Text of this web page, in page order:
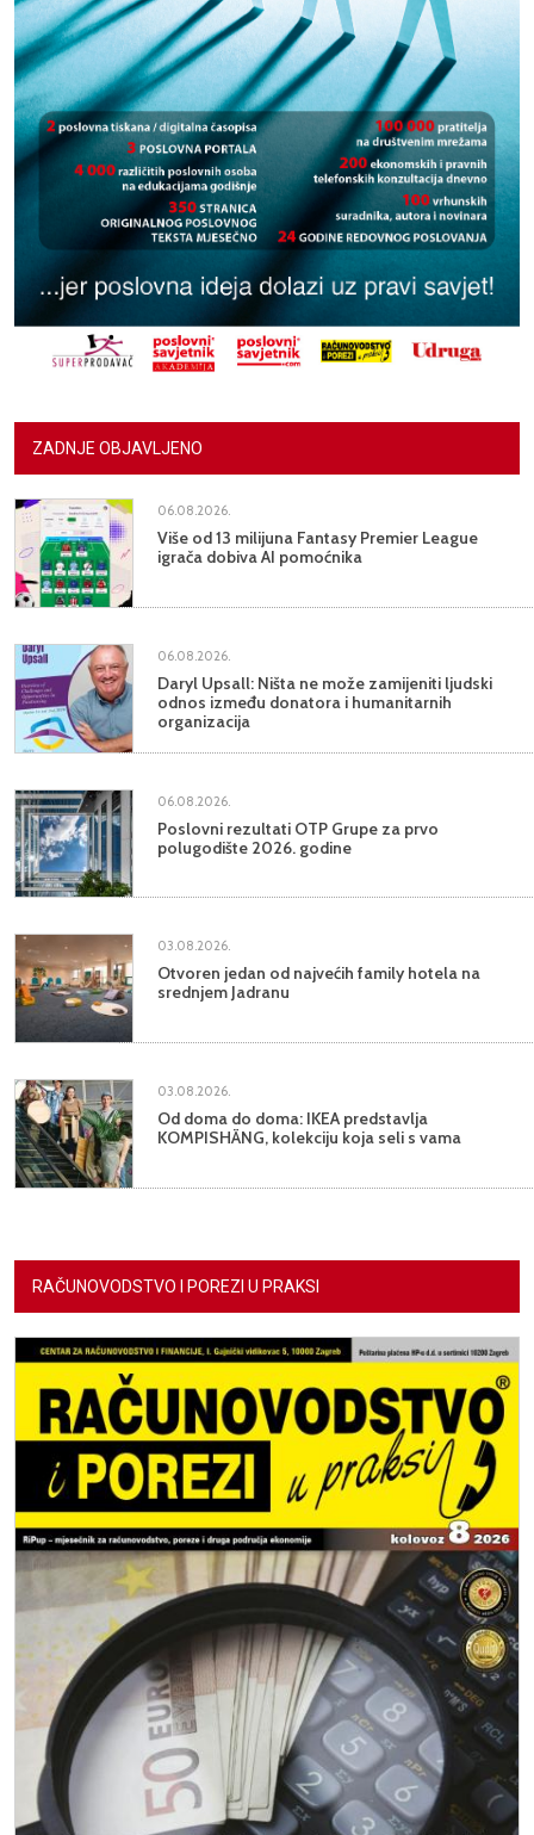
ZADNJE OBJAVLJENO
06.08.2026.
Više od 13 milijuna Fantasy Premier League
igrača dobiva AI pomoćnika
06.08.2026.
Daryl Upsall: Ništa ne može zamijeniti ljudski
odnos između donatora i humanitarnih
organizacija
06.08.2026.
Poslovni rezultati OTP Grupe za prvo
polugodište 2026. godine
03.08.2026.
Otvoren jedan od najvećih family hotela na
srednjem Jadranu
03.08.2026.
Od doma do doma: IKEA predstavlja
KOMPISHÄNG, kolekciju koja seli s vama
RAČUNOVODSTVO I POREZI U PRAKSI